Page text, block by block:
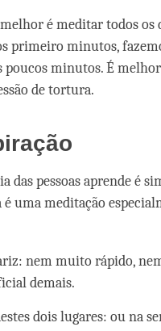
é meditar todos os
primeiro minutos,
minutos. É
de tortura.
das pessoas aprende é
é uma meditação
nem muito rápido,
demais.
dois lugares: ou na